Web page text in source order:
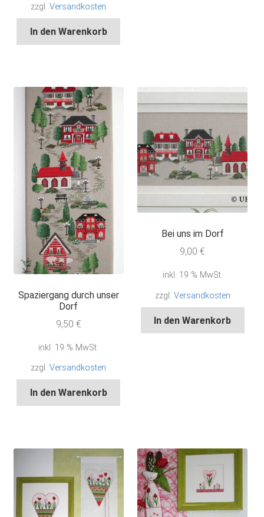
zzgl.Versandkosten
In den Warenkorb
Spaziergang durch unser
Dorf
9,50 €
inkl. 19 % MwSt.
zzgl.Versandkosten
In den Warenkorb
Bei uns im Dorf
9,00€
inkl. 19 % MwSt.
zzgl. Versandkosten
In den Warenkorb